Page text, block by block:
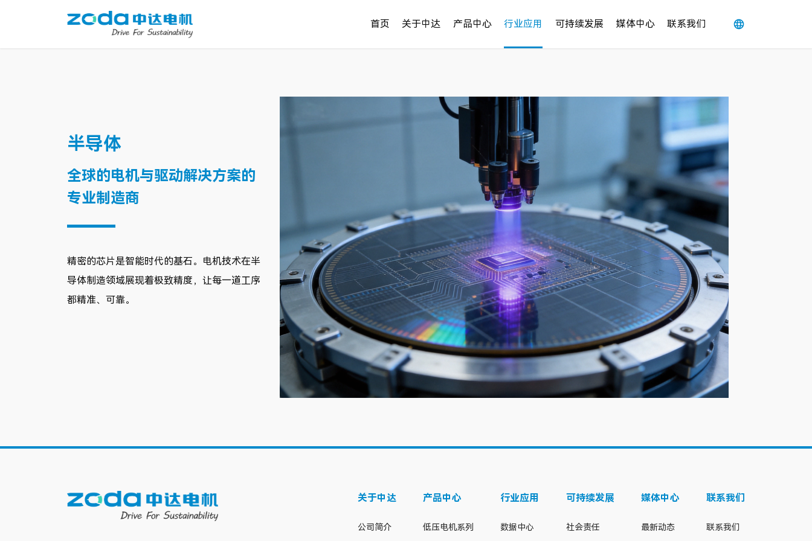
首页 关于中达 产品中心 行业应用 可持续发展 媒体中心 联系我们
半导体
全球的电机与驱动解决方案的
专业制造商
精密的芯片是智能时代的基石。电机技术在半
导体制造领域展现着极致精度，让每一道工序
都精准、可靠。
关于中达
公司简介
产品中心
低压电机系列
行业应用
数据中心
可持续发展
社会责任
媒体中心
最新动态
联系我们
联系我们